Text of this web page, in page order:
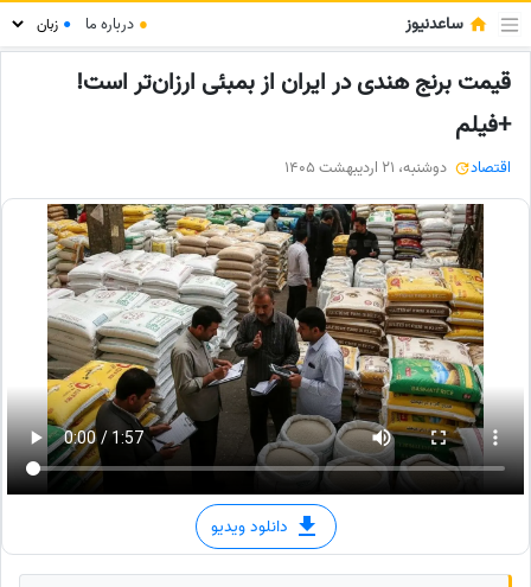
ساعدنیوز ● درباره ما ●
قیمت برنج هندی در ایران از بمبئی ارزان‌تر است!
+فیلم
اقتصاد دوشنبه، 21 اردیبهشت 1405
دانلود ویدیو